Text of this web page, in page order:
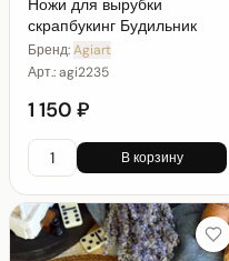
Ножи для вырубки
скрапбукинг Будильник
Бренд:Agiart
Арт.:agi2235
1 150 ₽
В корзину